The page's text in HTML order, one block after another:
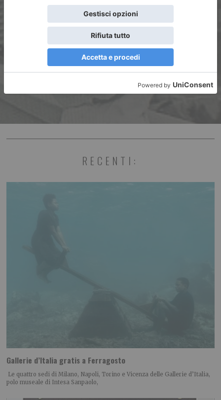
ARTICOLO SUCCESSIVO
“I Subsonica? La Città ricordi
piuttosto il prof. Dogliotti”
RECENTI:
Gallerie d’Italia gratis a Ferragosto
Le quattro sedi di Milano, Napoli, Torino e Vicenza delle Gallerie d’Italia,
polo museale di Intesa Sanpaolo,